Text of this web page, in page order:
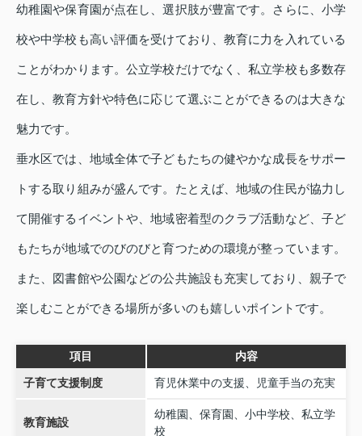
幼稚園や保育園が点在し、選択肢が豊富です。さらに、小学
校や中学校も高い評価を受けており、教育に力を入れている
ことがわかります。公立学校だけでなく、私立学校も多数存
在し、教育方針や特色に応じて選ぶことができるのは大きな
魅力です。
垂水区では、地域全体で子どもたちの健やかな成長をサポー
トする取り組みが盛んです。たとえば、地域の住民が協力し
て開催するイベントや、地域密着型のクラブ活動など、子ど
もたちが地域でのびのびと育つための環境が整っています。
また、図書館や公園などの公共施設も充実しており、親子で
楽しむことができる場所が多いのも嬉しいポイントです。
項目 内容
子育て支援制度 育児休業中の支援、児童手当の充実
教育施設
幼稚園、保育園、小中学校、私立学
校